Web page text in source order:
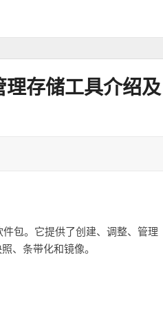
存储工具介绍及
包。它提供了创建、调整、管理
、条带化和镜像。